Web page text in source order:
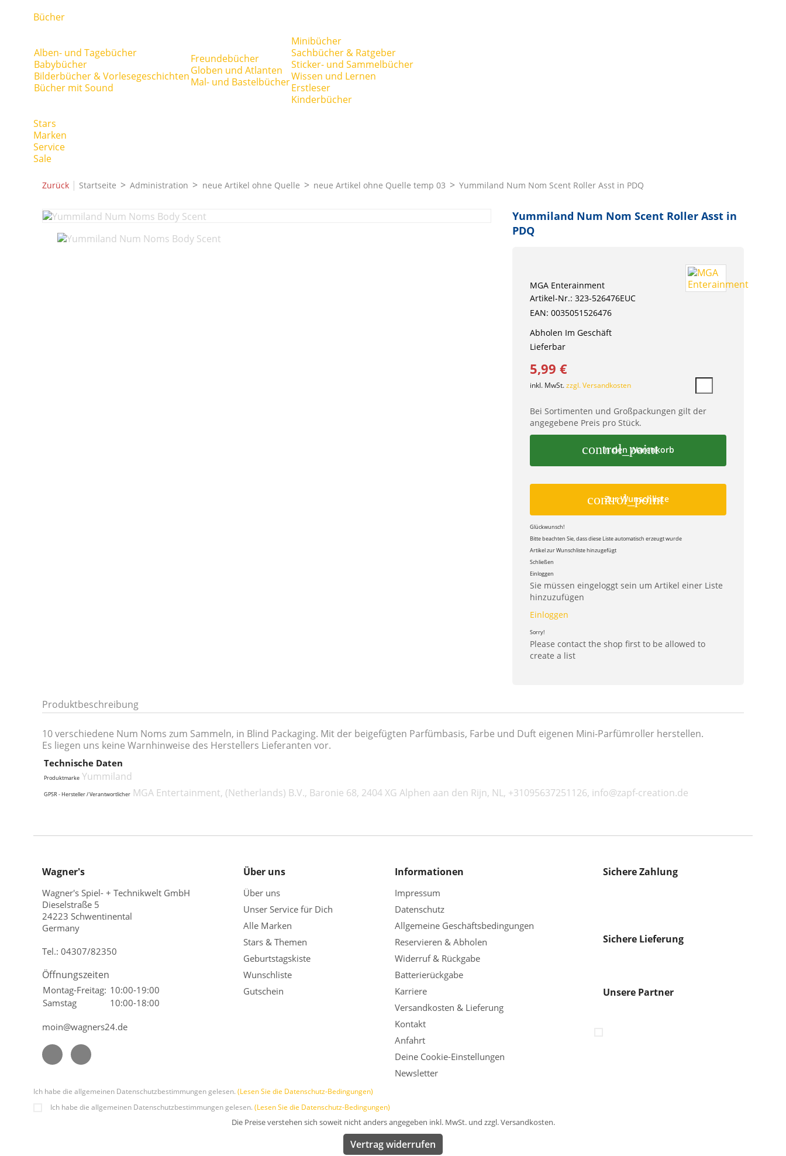
Bücher
Alben- und Tagebücher
Babybücher
Bilderbücher & Vorlesegeschichten
Bücher mit Sound
Freundebücher
Globen und Atlanten
Mal- und Bastelbücher
Minibücher
Sachbücher & Ratgeber
Sticker- und Sammelbücher
Wissen und Lernen
Erstleser
Kinderbücher
Stars
Marken
Service
Sale
Zurück | Startseite Administration neue Artikel ohne Quelle neue Artikel ohne Quelle temp 03 Yummiland Num Nom Scent Roller Asst in PDQ
Yummiland Num Nom Scent Roller Asst in
PDQ
MGA Enterainment
Artikel-Nr.: 323-526476EUC
EAN: 0035051526476
Abholen Im Geschäft
Lieferbar
5,99 €
inkl. MwSt.zzgl. Versandkosten
Bei Sortimenten und Großpackungen gilt der
angegebene Preis pro Stück.
control_point
In den Warenkorb
control_point
Zur Wunschliste
Glückwunsch!
Bitte beachten Sie, dass diese Liste automatisch erzeugt wurde
Artikel zur Wunschliste hinzugefügt
Schließen
Einloggen
Sie müssen eingeloggt sein um Artikel einer Liste
hinzuzufügen
Einloggen
Sorry!
Please contact the shop first to be allowed to
create a list
Produktbeschreibung
10 verschiedene Num Noms zum Sammeln, in Blind Packaging. Mit der beigefügten Parfümbasis, Farbe und Duft eigenen Mini-Parfümroller herstellen.
Es liegen uns keine Warnhinweise des Herstellers Lieferanten vor.
Technische Daten
Produktmarke Yummiland
GPSR - Hersteller / Verantwortlicher MGA Entertainment, (Netherlands) B.V., Baronie 68, 2404 XG Alphen aan den Rijn, NL, +31095637251126, info@zapf-creation.de
Wagner's
Wagner's Spiel- + Technikwelt GmbH
Dieselstraße 5
24223 Schwentinental
Germany
Tel.: 04307/82350
Öffnungszeiten
Montag-Freitag: 10:00-19:00
Samstag
10:00-18:00
moin@wagners24.de
Über uns
Über uns
Unser Service für Dich
Alle Marken
Stars & Themen
Geburtstagskiste
Wunschliste
Gutschein
Informationen
Impressum
Datenschutz
Allgemeine Geschäftsbedingungen
Reservieren & Abholen
Widerruf & Rückgabe
Batterierückgabe
Karriere
Versandkosten & Lieferung
Kontakt
Anfahrt
Deine Cookie-Einstellungen
Newsletter
Sichere Zahlung
Sichere Lieferung
Unsere Partner
Ich habe die allgemeinen Datenschutzbestimmungen gelesen. (Lesen Sie die Datenschutz-Bedingungen)
Ich habe die allgemeinen Datenschutzbestimmungen gelesen. (Lesen Sie die Datenschutz-Bedingungen)
Die Preise verstehen sich soweit nicht anders angegeben inkl. MwSt. und zzgl. Versandkosten.
Vertrag widerrufen